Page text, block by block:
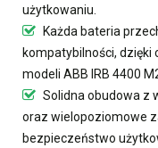
użytkowaniu.
Każda bateria
kompatybilności, dzięki
modeli ABB IRB 4400
Solidna obudowa z
oraz wielopoziomowe
bezpieczeństwo